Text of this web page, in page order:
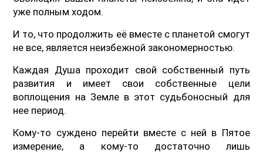
уже полным ходом.
И то, что продолжить её вместе с планетой смогут
не все, является неизбежной закономерностью.
Каждая Душа проходит свой собственный путь
развития и имеет свои собственные цели
воплощения на Земле в этот судьбоносный для
нее период.
Кому-то суждено перейти вместе с ней в Пятое
измерение, а кому-то достаточно лишь